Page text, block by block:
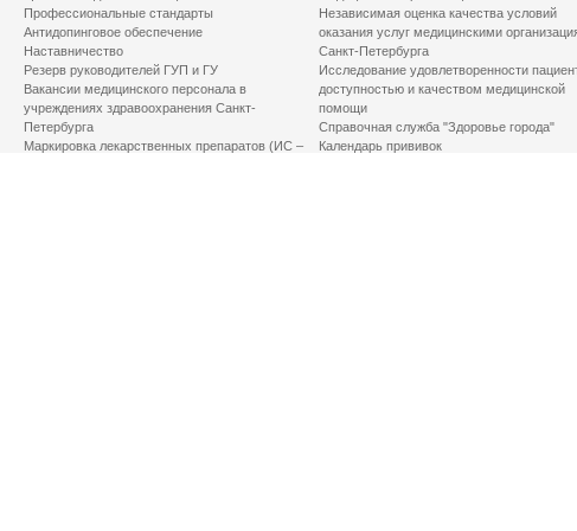
Профессиональные стандарты
Антидопинговое обеспечение
Наставничество
Резерв руководителей ГУП и ГУ
Вакансии медицинского персонала в
учреждениях здравоохранения Санкт-
Петербурга
Маркировка лекарственных препаратов (ИС –
Независимая оценка качества условий
оказания услуг медицинскими
Санкт-Петербурга
Исследование удовлетворенности
доступностью и качеством медицинской
помощи
Справочная служба "Здоровье города"
Календарь прививок